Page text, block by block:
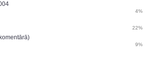
4%
22%
9%